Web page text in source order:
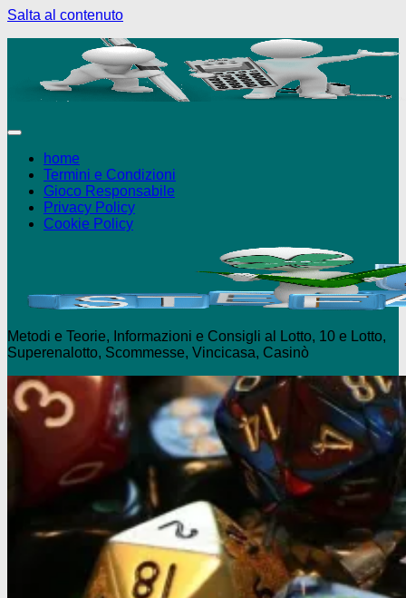
Salta al contenuto
home
Termini e Condizioni
Gioco Responsabile
Privacy Policy
Cookie Policy
Metodi e Teorie, Informazioni e Consigli al Lotto, 10 e Lotto,
Superenalotto, Scommesse, Vincicasa, Casinò